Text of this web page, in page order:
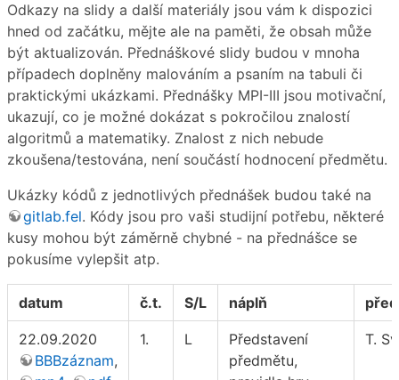
Odkazy na slidy a další materiály jsou vám k dispozici
hned od začátku, mějte ale na paměti, že obsah může
být aktualizován. Přednáškové slidy budou v mnoha
případech doplněny malováním a psaním na tabuli či
praktickými ukázkami. Přednášky MPI-III jsou motivační,
ukazují, co je možné dokázat s pokročilou znalostí
algoritmů a matematiky. Znalost z nich nebude
zkoušena/testována, není součástí hodnocení předmětu.
Ukázky kódů z jednotlivých přednášek budou také na
gitlab.fel. Kódy jsou pro vaši studijní potřebu, některé
kusy mohou být záměrně chybné - na přednášce se
pokusíme vylepšit atp.
datum č.t. S/L náplň
22.09.2020
BBBzáznam,
1. L
Představení
předmětu,
T.